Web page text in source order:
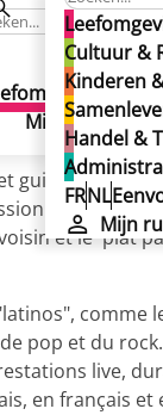
Cultuur &
Kinderen
Handel &
FRNL
Mijn
&
Milieu
guitariste
et
et le ´plat
comme
pop et du
live,
en français et